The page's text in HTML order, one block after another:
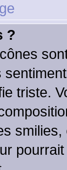
?
triste.